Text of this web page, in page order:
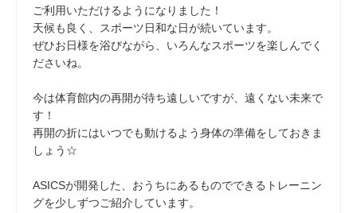
ご利用いただけるようになりました！
天候も良く、スポーツ日和な日が続いています。
ぜひお日様を浴びながら、いろんなスポーツを楽しんでく
ださいね。
今は体育館内の再開が待ち遠しいですが、遠くない未来で
す！
再開の折にはいつでも動けるよう身体の準備をしておきま
しょう☆
ASICSが開発した、おうちにあるものでできるトレーニン
グを少しずつご紹介しています。